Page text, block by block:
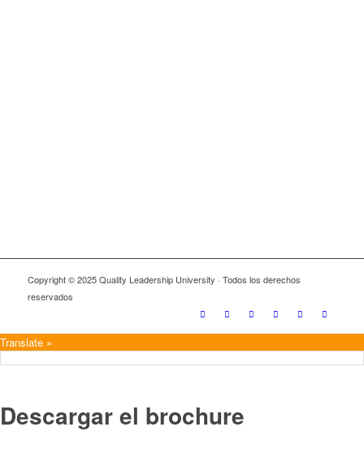
Copyright © 2025 Quality Leadership University · Todos los derechos
reservados
Translate »
Descargar el brochure